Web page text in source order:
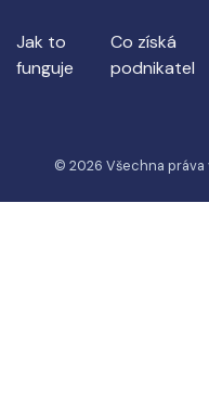
Jak to
funguje
Co získá
podnikatel
© 2026 Všechna práva